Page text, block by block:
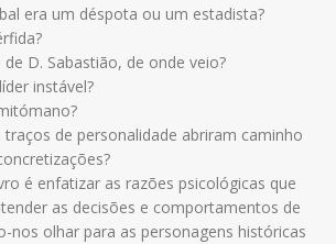
era um déspota ou um estadista?
D. Sabastião, de onde veio?
instável?
de personalidade abriram caminho
é enfatizar as razões psicológicas que
as decisões e comportamentos de
nos olhar para as personagens históricas